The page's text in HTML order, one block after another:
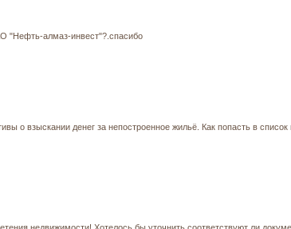
"Нефть-алмаз-инвест"?.спасибо
о взыскании денег за непостроенное жильё. Как попасть в